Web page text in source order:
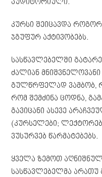
აუდიტორიული.
კურსი შეიცავდა
ჯგუფურ აქტივობებს.
სასწავლებელში
ძალიან
გულწრფელად ვამბობ,
რომ შემძინა ცოდნა,
გავიცანი ასევე
(კურსელები;
ვუსურვებ წარმატებებს.
ყველა ზემოთ
სასწავლებელმა არათუ